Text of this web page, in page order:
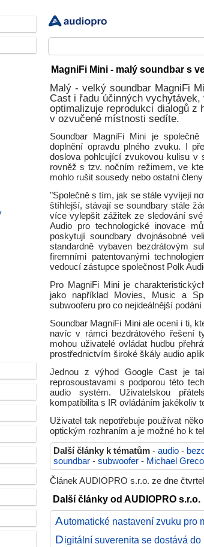
MagniFi Mini - malý soundbar s
Malý - velký soundbar MagniFi
Cast i řadu účinných vychytávek,
optimalizuje reprodukci dialogů z
v ozvučené místnosti sedíte.
Soundbar MagniFi Mini je
doplnění opravdu plného zvuku. I
doslova pohlcující zvukovou kulisu v
rovněž s tzv. nočním režimem, ve
mohlo rušit sousedy nebo ostatní členy
"Společně s tím, jak se stále vyvíjejí
štíhlejší, stávají se soundbary stále
více vylepšit zážitek ze sledování
Audio pro technologické inovace
poskytují soundbary dvojnásobné
standardně vybaven bezdrátovým
firemními patentovanými
vedoucí zástupce společnost Polk
Pro MagniFi Mini je
jako například Movies, Music a
subwooferu pro co nejideálnější
Soundbar MagniFi Mini ale ocení i ti,
navíc v rámci bezdrátového řešení
mohou uživatelé ovládat hudbu
prostřednictvím široké škály audio
Jednou z výhod Google Cast je
reprosoustavami s podporou této
audio systém. Uživatelskou
kompatibilita s IR ovládáním jakékoliv
Uživatel tak nepotřebuje používat
optickým rozhraním a je možné ho k
Další články k tématům - audio -
soundbar - subwoofer - Michael Greco
Článek AUDIOPRO s.r.o. ze dne
Další články od AUDIOPRO s.r.o.
Automatické nastavení zvuku pro
Digitální suverenita se dostává